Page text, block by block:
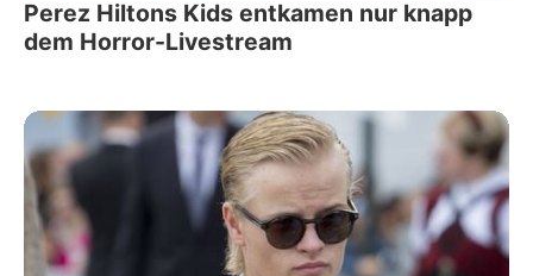
Perez Hiltons Kids entkamen nur knapp
dem Horror-Livestream